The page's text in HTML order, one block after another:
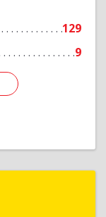
129
9
Подробнее